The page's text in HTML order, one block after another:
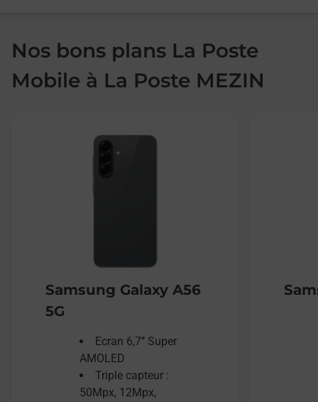
Nos bons plans La Poste
Mobile à La Poste MEZIN
Samsung Galaxy A56
5G
Ecran 6,7’’ Super
AMOLED
Triple capteur :
50Mpx, 12Mpx,